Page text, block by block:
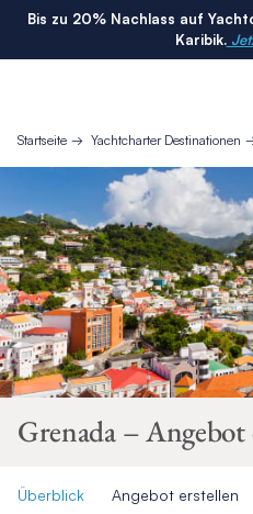
Bis zu 20% Nachlass auf
Karibik.
Startseite Yachtcharter Destinationen
Grenada – Angebot
Überblick Angebot erstellen